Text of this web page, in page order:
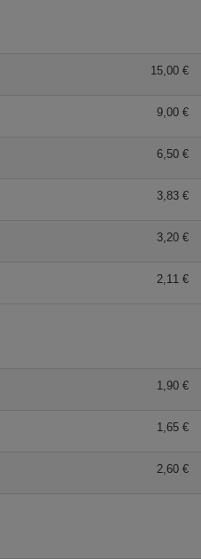
15,00 €
9,00 €
6,50 €
3,83 €
3,20 €
2,11 €
1,90 €
1,65 €
2,60 €